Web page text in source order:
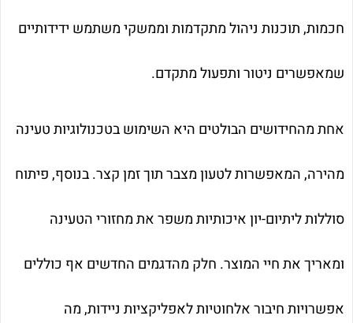
חכמות, תוכנות ניהול מתקדמות וממשקי משתמש ידידותיים
שמאפשרים ניטור ותפעול מתקדם.
אחת מהחידושים הבולטים היא השימוש בטכנולוגיות טעינה
מהירה, המאפשרות לטעון מצבר תוך זמן קצר. בנוסף, פיתוח
סוללות ליתיום-יון איכותיות משפר את מחזורי הטעינה
ומאריך את חיי המוצר. חלק מהדגמים החדשים אף כוללים
אפשרויות חיבור אלחוטיות לאפליקציות ניידות, מה